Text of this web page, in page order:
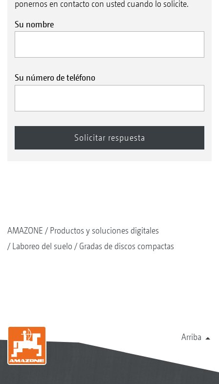
ponernos en contacto con usted cuando lo solicite.
Su nombre
Su número de teléfono
AMAZONE
Productos y soluciones digitales
Laboreo del suelo
Gradas de discos compactas
Arriba